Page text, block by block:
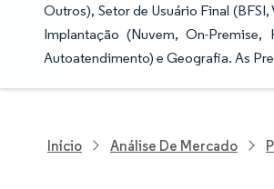
Outros), Setor de Usuário Final
Implantação (Nuvem, On-
Autoatendimento) e Geografia. As
Início Análise De Mercado